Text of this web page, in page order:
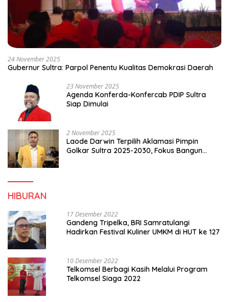
24 November 2025
Gubernur Sultra: Parpol Penentu Kualitas Demokrasi Daerah
23 November 2025
Agenda Konferda-Konfercab PDIP Sultra
Siap Dimulai
2 November 2025
Laode Darwin Terpilih Aklamasi Pimpin
Golkar Sultra 2025-2030, Fokus Bangun
HIBURAN
17 Desember 2022
Gandeng Tripelka, BRI Samratulangi
Hadirkan Festival Kuliner UMKM di HUT ke 127
10 Desember 2022
Telkomsel Berbagi Kasih Melalui Program
Telkomsel Siaga 2022